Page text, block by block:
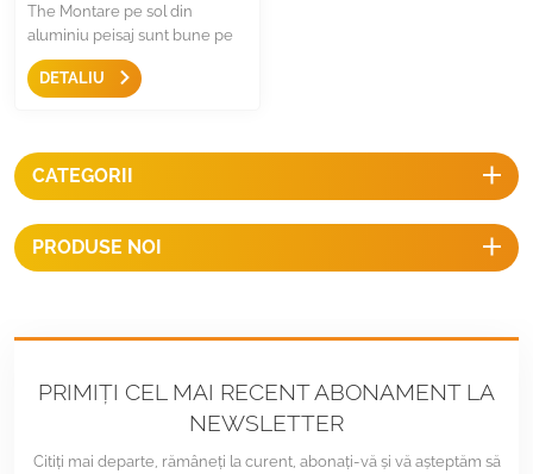
The Montare pe sol din
aluminiu peisaj sunt bune pe
anti-coroziune și mai puține
probleme după service,
rapidă, economisesc costuri și
au o estetică superioară.
DETALIU
CATEGORII
PRODUSE NOI
PRIMIȚI CEL MAI RECENT ABONAMENT LA
NEWSLETTER
Citiți mai departe, rămâneți la curent, abonați-vă și vă așteptăm să